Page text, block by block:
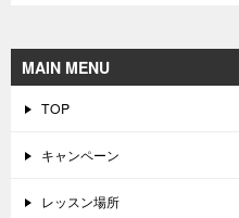
MAIN MENU
TOP
キャンペーン
レッスン場所